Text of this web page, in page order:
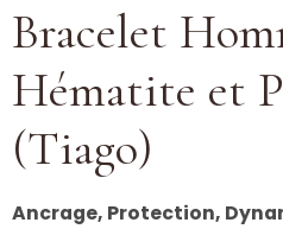
Bracelet
Hématite et
(Tiago)
Ancrage, Protection,